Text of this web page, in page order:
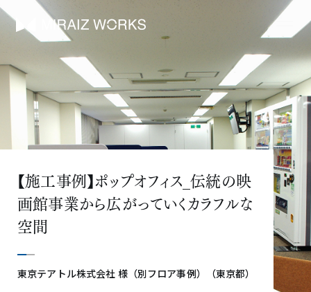
【施工事例】ポップオフィス_伝統の映
画館事業から広がっていくカラフルな
空間
東京テアトル株式会社 様（別フロア事例）（東京都）